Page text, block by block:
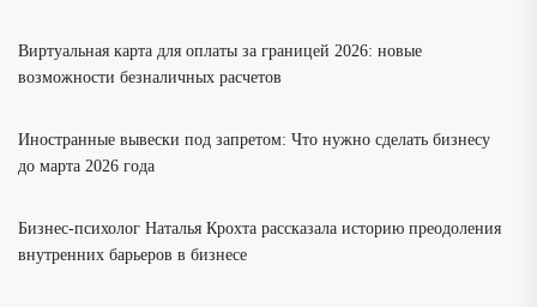
Виртуальная карта для оплаты за границей 2026: новые
возможности безналичных расчетов
Иностранные вывески под запретом: Что нужно сделать бизнесу
до марта 2026 года
Бизнес-психолог Наталья Крохта рассказала историю преодоления
внутренних барьеров в бизнесе